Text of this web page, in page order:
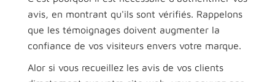
avis, en montrant qu'ils sont vérifiés. Rappelons
que les témoignages doivent augmenter la
confiance de vos visiteurs envers votre marque.
Alor si vous recueillez les avis de vos clients